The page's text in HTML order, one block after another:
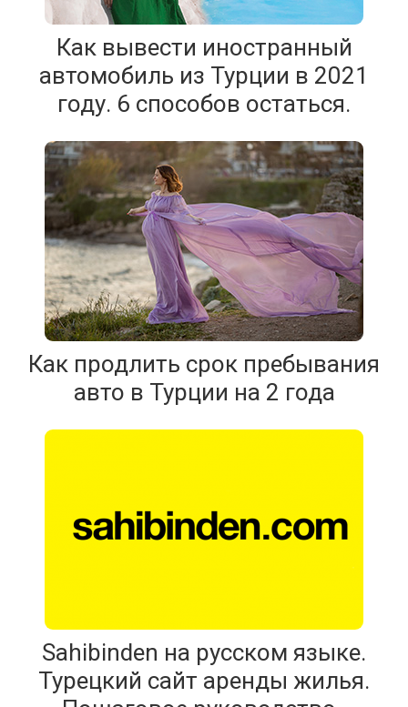
Как вывести иностранный
автомобиль из Турции в 2021
году. 6 способов остаться.
Как продлить срок пребывания
авто в Турции на 2 года
Sahibinden на русском языке.
Турецкий сайт аренды жилья.